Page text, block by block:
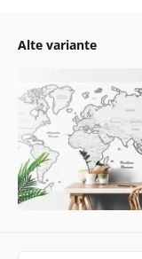
Alte variante